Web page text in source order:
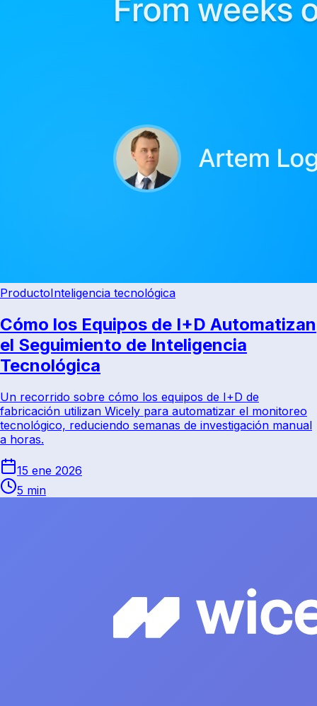
ProductoInteligencia tecnológica
Cómo los Equipos de I+D Automatizan
el Seguimiento de Inteligencia
Tecnológica
Un recorrido sobre cómo los equipos de I+D de
fabricación utilizan Wicely para automatizar el monitoreo
tecnológico, reduciendo semanas de investigación manual
a horas.
15 ene 2026
5 min